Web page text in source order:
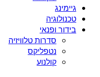
גיימינג
טכנולוגיה
בידור ופנאי
סדרות טלוויזיה
נטפליקס
קולנוע